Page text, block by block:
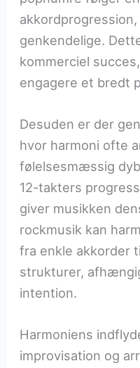
genkendelige.
kommerciel
engagere et bredt
Desuden er der
hvor harmoni ofte
følelsesmæssig
12-takters
giver musikken
rockmusik kan
fra enkle akkorder
strukturer,
intention.
Harmoniens
improvisation og